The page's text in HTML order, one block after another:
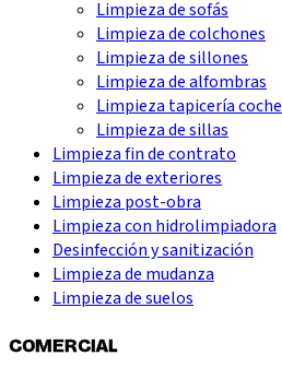
Limpieza de sofás
Limpieza de colchones
Limpieza de sillones
Limpieza de alfombras
Limpieza tapicería coche
Limpieza de sillas
Limpieza fin de contrato
Limpieza de exteriores
Limpieza post-obra
Limpieza con hidrolimpiadora
Desinfección y sanitización
Limpieza de mudanza
Limpieza de suelos
COMERCIAL